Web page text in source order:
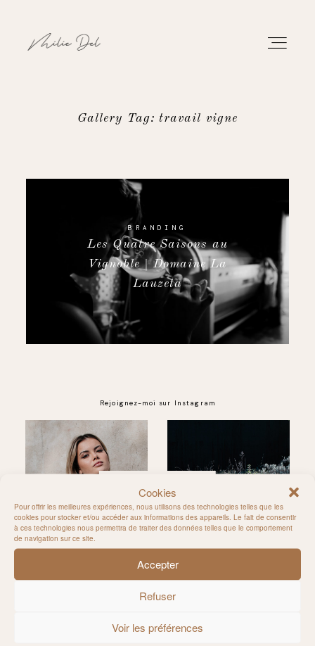
Cookies
Pour offrir les meilleures expériences, nous utilisons des technologies telles que les
cookies pour stocker et/ou accéder aux informations des appareils. Le fait de consentir
à ces technologies nous permettra de traiter des données telles que le comportement
de navigation sur ce site.
Accepter
Refuser
Voir les préférences
Gallery Tag: travail vigne
BRANDING
Les Quatre Saisons au
Vignoble | Domaine La
Lauzeta
Rejoignez-moi sur Instagram